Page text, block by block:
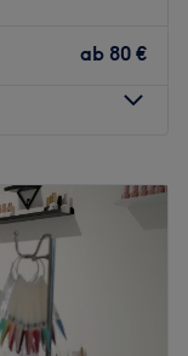
kostenpflichtige
ab 80 €
09:00–18:30
09:00
09:00
09:00
09:00–
Geschlossen